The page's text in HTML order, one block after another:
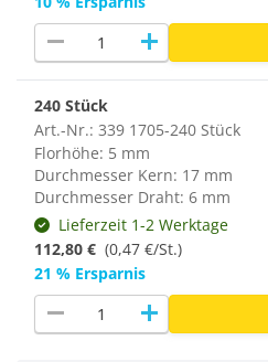
remove add
240 Stück
Art.-Nr.: 339 1705-240 Stück
Florhöhe: 5 mm
Durchmesser Kern: 17 mm
Durchmesser Draht: 6 mm
Lieferzeit 1-2 Werktage
112,80 € (0,47 €/St.)
21 % Ersparnis
remove add